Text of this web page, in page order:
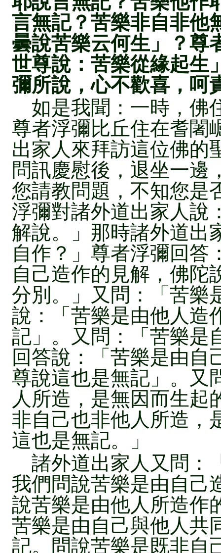
言無記？苦樂非自非他
曇說苦樂云何生」？尊
世尊說：苦樂從緣起生
彌所說，心不歡喜，呵
如是我聞：一時，佛
尊者浮彌比丘住在耆闍
出家人來拜訪這位佛的
問訊慶慰後，退坐一邊
您請教問題，不知您是
浮彌對諸外道出家人說
解說。」那時諸外道出
自作？」尊者浮彌回答
自己造作的見解，佛陀
分別。」又問：「苦樂
說：「苦樂是由他人造
記」。又問：「苦樂是
回答說：「苦樂是由自
尊說這也是無記」。又
人所造，是無因而生起
非自己也非他人所造，
這也是無記。」
諸外道出家人又問：
我們問說苦樂是由自己
說苦樂是由他人所造作
苦樂是由自己與他人共
記。問說苦樂是既非自